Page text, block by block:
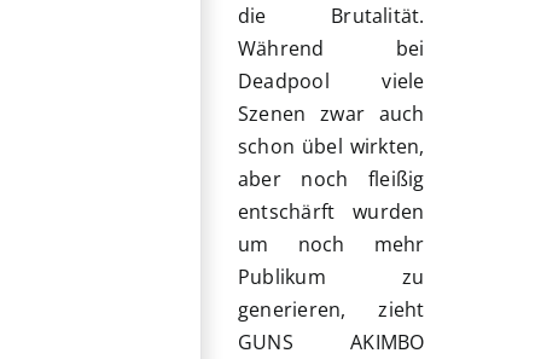
die Brutalität.
Während bei
Deadpool viele
Szenen zwar auch
schon übel wirkten,
aber noch fleißig
entschärft wurden
um noch mehr
Publikum zu
generieren, zieht
GUNS AKIMBO